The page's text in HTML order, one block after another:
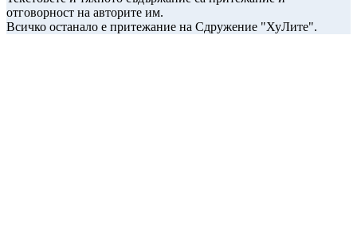
отговорност на авторите им.
Всичко останало е притежание на Сдружение "ХуЛите".